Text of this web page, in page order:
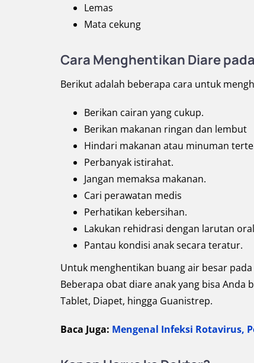
Lemas
Mata cekung
Cara Menghentikan Diare
Berikut adalah beberapa cara untuk
Berikan cairan yang cukup.
Berikan makanan ringan dan lembut
Hindari makanan atau minuman
Perbanyak istirahat.
Jangan memaksa makanan.
Cari perawatan medis
Perhatikan kebersihan.
Lakukan rehidrasi dengan larutan
Pantau kondisi anak secara teratur.
Untuk menghentikan buang air besar
Beberapa obat diare anak yang bisa Anda
Tablet, Diapet, hingga Guanistrep.
Baca Juga: Mengenal Infeksi Rotavirus,